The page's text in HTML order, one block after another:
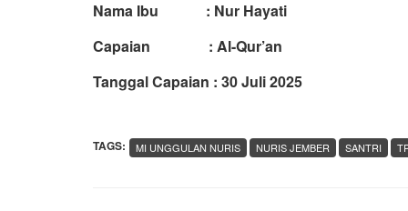
Nama Ibu : Nur Hayati
Capaian : Al-Qur’an
Tanggal Capaian : 30 Juli 2025
TAGS: MI UNGGULAN NURIS NURIS JEMBER SANTRI